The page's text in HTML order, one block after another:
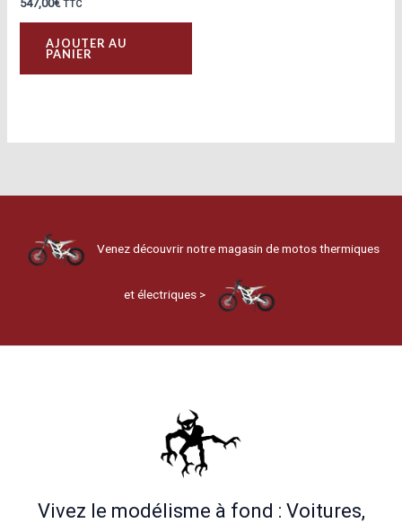
547,00€ TTC
AJOUTER AU
PANIER
Venez découvrir notre magasin de motos thermiques
et électriques >
Vivez le modélisme à fond : Voitures,